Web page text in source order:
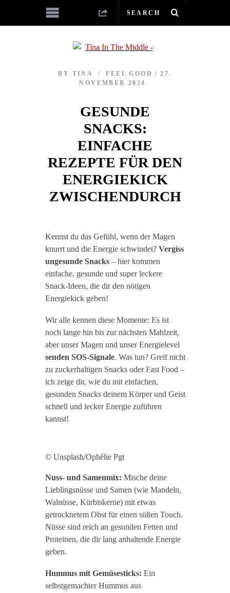
BY TINA FEEL GOOD
27.
NOVEMBER 2024
GESUNDE
SNACKS:
EINFACHE
REZEPTE FÜR DEN
ENERGIEKICK
ZWISCHENDURCH
Kennst du das Gefühl, wenn der Magen
knurrt und die Energie schwindet? Vergiss
ungesunde Snacks– hier kommen
einfache, gesunde und super leckere
Snack-Ideen, die dir den nötigen
Energiekick geben!
Wir alle kennen diese Momente: Es ist
noch lange hin bis zur nächsten Mahlzeit,
aber unser Magen und unser Energielevel
senden SOS-Signale. Was tun? Greif nicht
zu zuckerhaltigen Snacks oder Fast Food –
ich zeige dir, wie du mit einfachen,
gesunden Snacks deinem Körper und Geist
schnell und lecker Energie zuführen
kannst!
© Unsplash/Ophélie Pgt
Nuss- und Samenmix: Mische deine
Lieblingsnüsse und Samen (wie Mandeln,
Walnüsse, Kürbiskerne) mit etwas
getrocknetem Obst für einen süßen Touch.
Nüsse sind reich an gesunden Fetten und
Proteinen, die dir lang anhaltende Energie
geben.
Hummus mit Gemüsesticks: Ein
selbstgemachter Hummus aus